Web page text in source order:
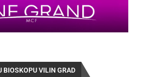
BIOSKOPU VILIN GRAD